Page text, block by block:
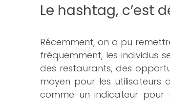
Le hashtag, c’est
Récemment, on a pu
fréquemment, les individus
des restaurants, des
moyen pour les utilisateurs
comme un indicateur